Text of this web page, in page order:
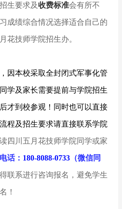
生要求及收费标准会有所不
成绩综合情况选择适合自己的
花技师学院招生办。
因本校采取全封闭式军事化管
学及家长需要提前与学院招生
才到校参观！同时也可以直接
程及招生要求请直接联系学院
四川五月花技师学院同学或家
话： 180-8088-0733 （微信同
联系进行咨询报名，避免学生
！